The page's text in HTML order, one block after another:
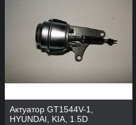
Актуатор GT1544V-1,
HYUNDAI, KIA, 1.5D